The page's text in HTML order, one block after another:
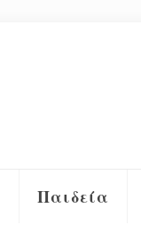
Παιδεία